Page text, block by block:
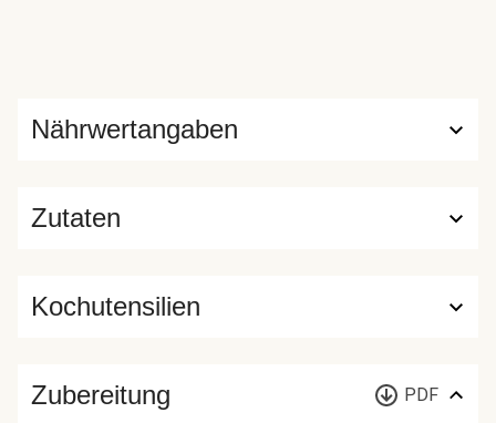
Zutaten
Nährwertangaben
Kochutensilien
Zubereitung PDF